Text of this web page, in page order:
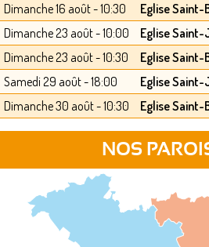
Dimanche 16 août - 10:30
Eglise
Dimanche 23 août - 10:00
Eglise Saint-
Dimanche 23 août - 10:30
Eglise
Samedi 29 août - 18:00
Eglise Saint-
Dimanche 30 août - 10:30
Eglise
NOS